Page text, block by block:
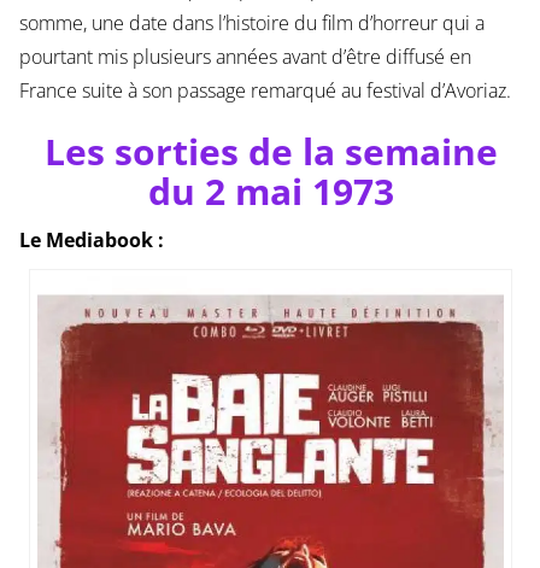
somme, une date dans l’histoire du film d’horreur qui a
pourtant mis plusieurs années avant d’être diffusé en
France suite à son passage remarqué au festival d’Avoriaz.
Les sorties de la semaine
du 2 mai 1973
Le Mediabook :